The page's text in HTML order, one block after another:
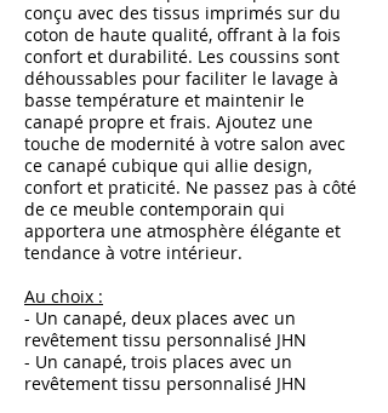
conçu avec des tissus imprimés sur du
coton de haute qualité, offrant à la fois
confort et durabilité. Les coussins sont
déhoussables pour faciliter le lavage à
basse température et maintenir le
canapé propre et frais. Ajoutez une
touche de modernité à votre salon avec
ce canapé cubique qui allie design,
confort et praticité. Ne passez pas à côté
de ce meuble contemporain qui
apportera une atmosphère élégante et
tendance à votre intérieur.
Au choix :
- Un canapé, deux places avec un
revêtement tissu personnalisé JHN
- Un canapé, trois places avec un
revêtement tissu personnalisé JHN